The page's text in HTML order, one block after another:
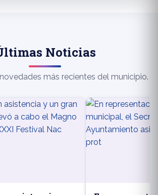
Noticias
más recientes del municipio.